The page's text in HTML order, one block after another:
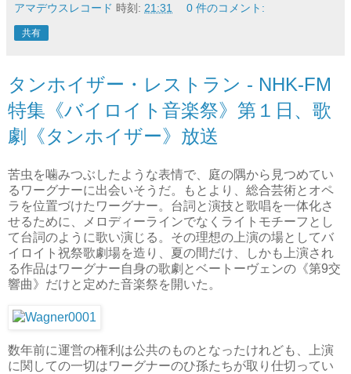
アマデウスレコード 時刻: 21:31 0 件のコメント:
共有
タンホイザー・レストラン - NHK-FM
特集《バイロイト音楽祭》第１日、歌
劇《タンホイザー》放送
苦虫を噛みつぶしたような表情で、庭の隅から見つめてい
るワーグナーに出会いそうだ。もとより、総合芸術とオペ
ラを位置づけたワーグナー。台詞と演技と歌唱を一体化さ
せるために、メロディーラインでなくライトモチーフとし
て台詞のように歌い演じる。その理想の上演の場としてバ
イロイト祝祭歌劇場を造り、夏の間だけ、しかも上演され
る作品はワーグナー自身の歌劇とベートーヴェンの《第9交
響曲》だけと定めた音楽祭を開いた。
数年前に運営の権利は公共のものとなったけれども、上演
に関しての一切はワーグナーのひ孫たちが取り仕切ってい